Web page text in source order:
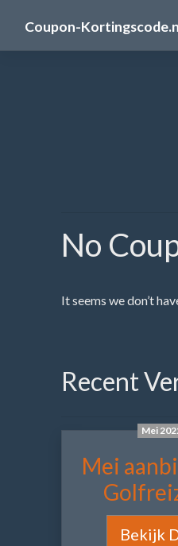
Coupon-
No
It seems we don’t
Recent
Mei
Mei
Bekijk